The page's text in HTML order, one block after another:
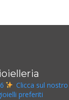
Clicca sul
preferiti